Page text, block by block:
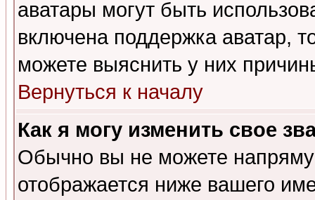
аватары могут быть
включена поддержка аватар,
можете выяснить у них
Вернуться к началу
Как я могу изменить свое
Обычно вы не можете
отображается ниже вашего